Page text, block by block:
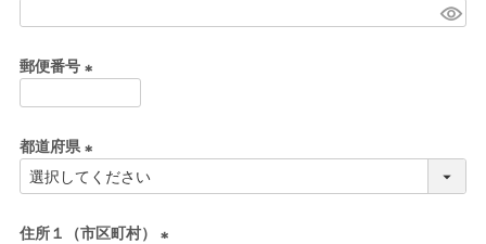
郵便番号
須
)
都道府県
(
須
住所１（市区町村）